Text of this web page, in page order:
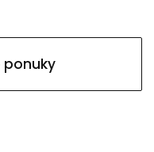
ponuky